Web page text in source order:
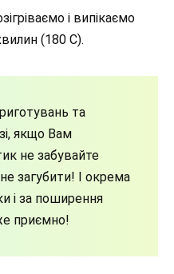
і випікаємо
(180 С).
та
якщо Вам
не забувайте
загубити! І окрема
і за поширення
приємно!